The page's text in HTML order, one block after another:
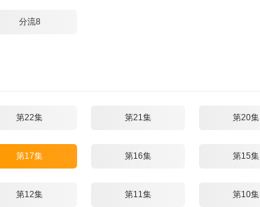
分流8
第22集 第21集 第20集
第17集 第16集 第15集
第12集 第11集 第10集